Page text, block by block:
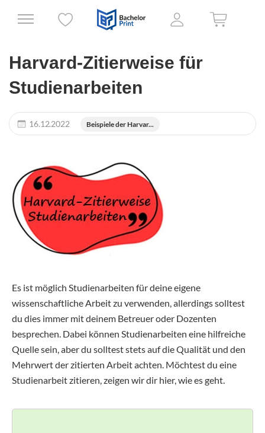
Harvard-Zitierweise für
Studienarbeiten
16.12.2022 Beispiele der Harvar...
Es ist möglich Studienarbeiten für deine eigene
wissenschaftliche Arbeit zu verwenden, allerdings solltest
du dies immer mit deinem Betreuer oder Dozenten
besprechen. Dabei können Studienarbeiten eine hilfreiche
Quelle sein, aber du solltest stets auf die Qualität und den
Mehrwert der zitierten Arbeit achten. Möchtest du eine
Studienarbeit zitieren, zeigen wir dir hier, wie es geht.